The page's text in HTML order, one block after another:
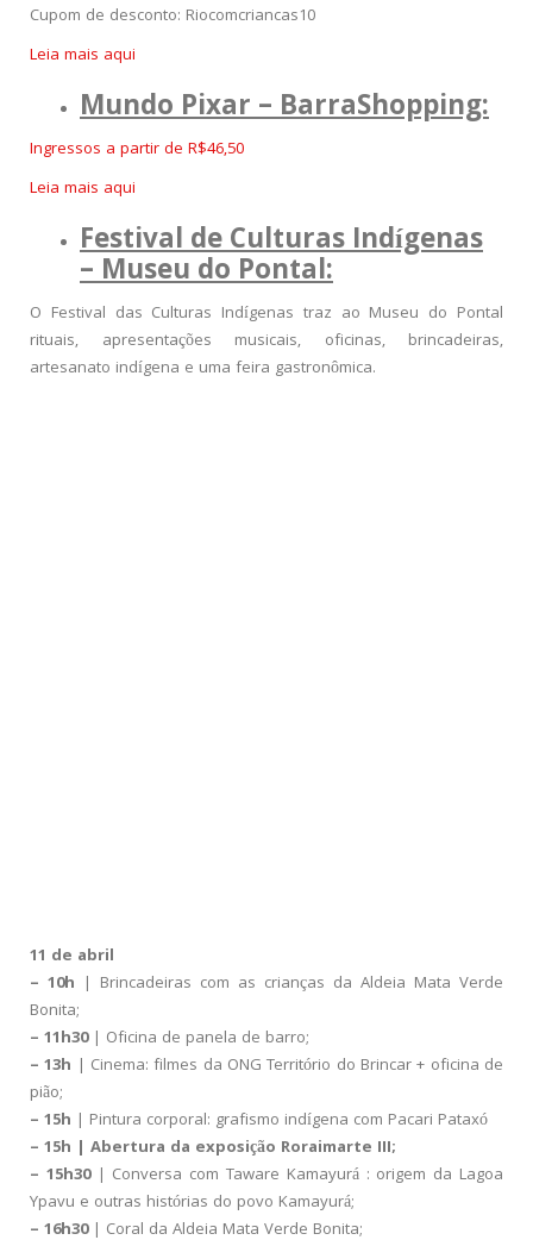
Cupom de desconto: Riocomcriancas10
Leia mais aqui
Mundo Pixar – BarraShopping:
Ingressos a partir de R$46,50
Leia mais aqui
Festival de Culturas Indígenas
– Museu do Pontal:
O Festival das Culturas Indígenas traz ao Museu do Pontal
rituais, apresentações musicais, oficinas, brincadeiras,
artesanato indígena e uma feira gastronômica.
11 de abril
– 10h | Brincadeiras com as crianças da Aldeia Mata Verde
Bonita;
– 11h30 | Oficina de panela de barro;
– 13h | Cinema: filmes da ONG Território do Brincar + oficina de
pião;
– 15h | Pintura corporal: grafismo indígena com Pacari Pataxó
– 15h | Abertura da exposição Roraimarte III;
– 15h30| Conversa com Taware Kamayurá : origem da Lagoa
Ypavu e outras histórias do povo Kamayurá;
– 16h30 | Coral da Aldeia Mata Verde Bonita;